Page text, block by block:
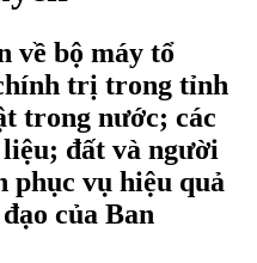
về bộ máy tổ
trị trong tỉnh
trong nước; các
đất và người
phục vụ hiệu quả
của Ban